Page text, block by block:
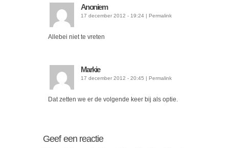
Anoniem
17 december 2012 - 19:24 | Permalink
Allebei niet te vreten
Markie
17 december 2012 - 20:45 | Permalink
Dat zetten we er de volgende keer bij als optie.
Geef een reactie